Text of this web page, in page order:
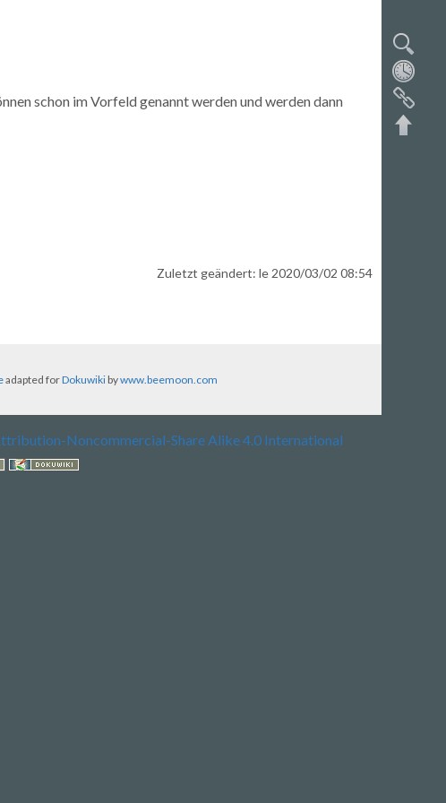
schon im Vorfeld genannt werden und werden dann
Zuletzt geändert: le 2020/03/02 08:54
adapted forDokuwikibywww.beemoon.com
Noncommercial-Share Alike 4.0 International